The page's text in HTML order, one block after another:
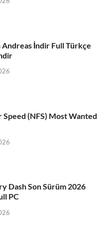
Andreas İndir Full Türkçe
Speed (NFS) Most Wanted
Dash Son Sürüm 2026
PC